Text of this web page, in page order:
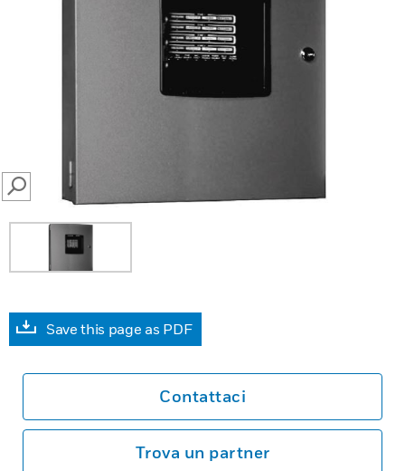
SEARCH
Save this page as PDF
Contattaci
Trova un partner